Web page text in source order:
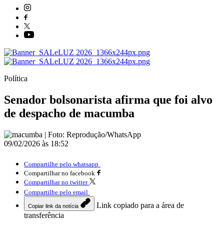
Política
Senador bolsonarista afirma que foi alvo
de despacho de macumba
09/02/2026 às 18:52
Compartilhe pelo whatsapp
Compartilhar no facebook
Compartilhar no twitter
Compartilhe pelo email
Copiar link da notícia
Link copiado para a área de
transferência